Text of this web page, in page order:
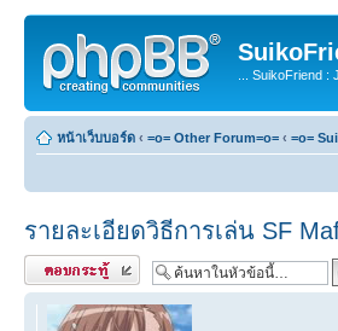
... SuikoFriend :
หน้าเว็บบอร์ด ‹ =o= Other Forum=o= ‹ =o=
รายละเอียดวิธีการเล่น SF
ตอบกระทู้